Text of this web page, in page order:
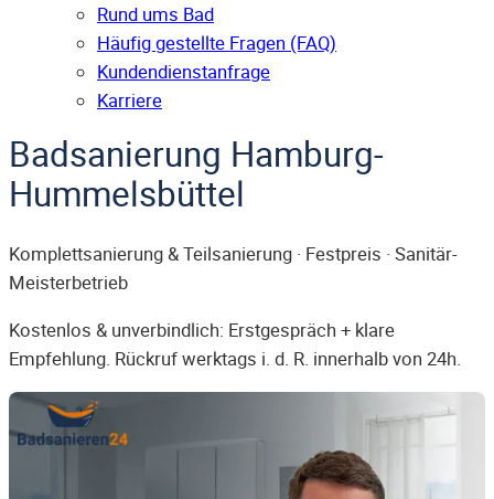
Rund ums Bad
Häufig gestellte Fragen (FAQ)
Kunden­dienst­anfrage
Karriere
Badsanierung Hamburg-
Hummelsbüttel
Komplettsanierung & Teilsanierung · Festpreis · Sanitär-
Meisterbetrieb
Kostenlos & unverbindlich: Erstgespräch + klare
Empfehlung. Rückruf werktags i. d. R. innerhalb von 24h.